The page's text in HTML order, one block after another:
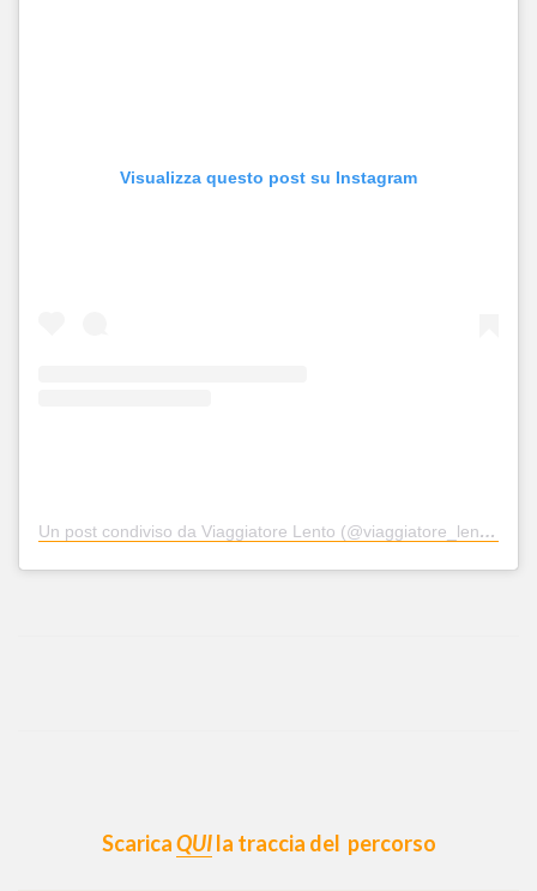
Visualizza questo post su Instagram
Un post condiviso da Viaggiatore Lento (@viaggiatore_lento)
ScaricaQUI la traccia del percorso